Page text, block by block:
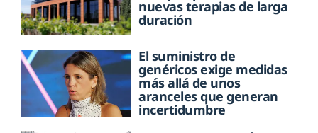
nuevas terapias de larga
duración
El suministro de
genéricos exige medidas
más allá de unos
aranceles que generan
incertidumbre